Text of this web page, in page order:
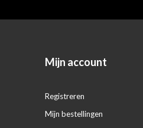
Mijn account
Registreren
Mijn bestellingen